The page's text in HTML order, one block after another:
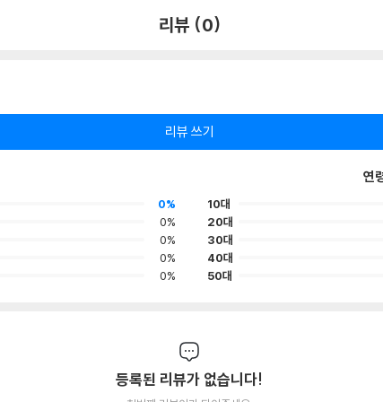
리뷰 (0)
리뷰 쓰기
0%
0%
0%
0%
0%
연
10대
20대
30대
40대
50대
등록된 리뷰가 없습니다!